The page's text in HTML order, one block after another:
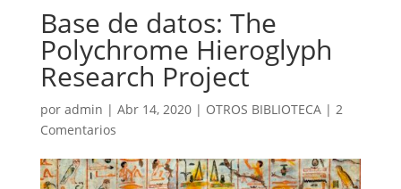
Base de datos: The
Polychrome Hieroglyph
Research Project
por admin | Abr 14, 2020| OTROS BIBLIOTECA| 2
Comentarios